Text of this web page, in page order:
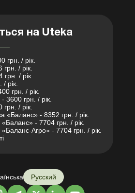
на Uteka
грн. / рік.
/ рік.
/ рік.
рік.
грн. / рік.
3600 грн. / рік.
/ рік.
«Баланс» - 8352 грн. / рік.
- 7704 грн. / рік.
Агро» - 7704 грн. / рік.
Русский